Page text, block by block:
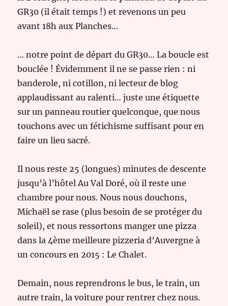
GR30 (il était temps !) et revenons un peu
avant 18h aux Planches…
… notre point de départ du GR30… La boucle est
bouclée ! Évidemment il ne se passe rien : ni
banderole, ni cotillon, ni lecteur de blog
applaudissant au ralenti… juste une étiquette
sur un panneau routier quelconque, que nous
touchons avec un fétichisme suffisant pour en
faire un lieu sacré.
Il nous reste 25 (longues) minutes de descente
jusqu’à l’hôtel Au Val Doré, où il reste une
chambre pour nous. Nous nous douchons,
Michaël se rase (plus besoin de se protéger du
soleil), et nous ressortons manger une pizza
dans la 4ème meilleure pizzeria d’Auvergne à
un concours en 2015 : Le Chalet.
Demain, nous reprendrons le bus, le train, un
autre train, la voiture pour rentrer chez nous.